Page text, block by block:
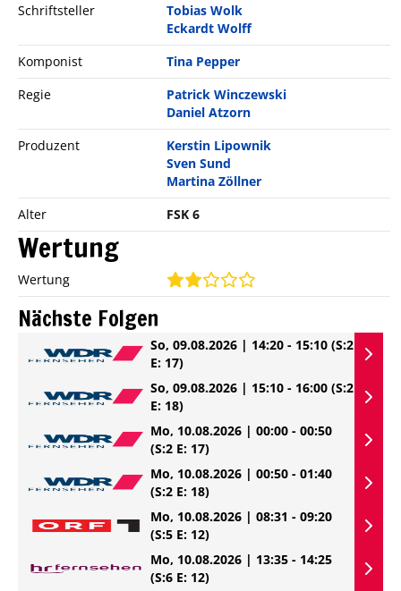
Schriftsteller
Tobias Wolk
Eckardt Wolff
Komponist
Tina Pepper
Regie
Patrick Winczewski
Daniel Atzorn
Produzent
Kerstin Lipownik
Sven Sund
Martina Zöllner
Alter
FSK 6
Wertung
Wertung
Nächste Folgen
So, 09.08.2026 | 14:20 - 15:10 (S:2
E: 17)
So, 09.08.2026 | 15:10 - 16:00 (S:2
E: 18)
Mo, 10.08.2026 | 00:00 - 00:50
(S:2 E: 17)
Mo, 10.08.2026 | 00:50 - 01:40
(S:2 E: 18)
Mo, 10.08.2026 | 08:31 - 09:20
(S:5 E: 12)
Mo, 10.08.2026 | 13:35 - 14:25
(S:6 E: 12)